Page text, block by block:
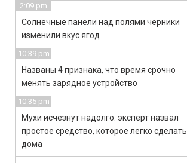
2:09 pm
Солнечные панели над полями черники
изменили вкус ягод
10:39 pm
Названы 4 признака, что время срочно
менять зарядное устройство
10:35 pm
Мухи исчезнут надолго: эксперт назвал
простое средство, которое легко сделать
дома